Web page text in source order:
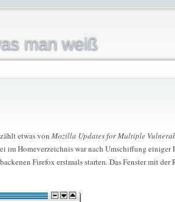
man weiß
etwas von Mozilla Updates for Multiple
im Homeverzeichnis war nach Umschiffung
Firefox erstmals starten. Das Fenster mit der